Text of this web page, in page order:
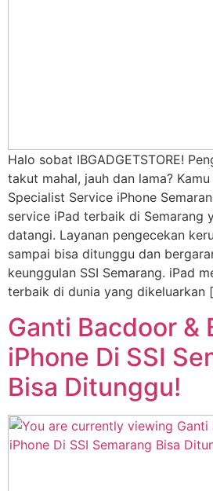
Halo sobat IBGADGETSTORE!
takut mahal, jauh dan lama?
Specialist Service iPhone
service iPad terbaik di Semarang
datangi. Layanan pengecekan
sampai bisa ditunggu dan
keunggulan SSI Semarang. iPad
terbaik di dunia yang dikeluarkan
Ganti Bacdoor &
iPhone Di SSI
Bisa Ditunggu!